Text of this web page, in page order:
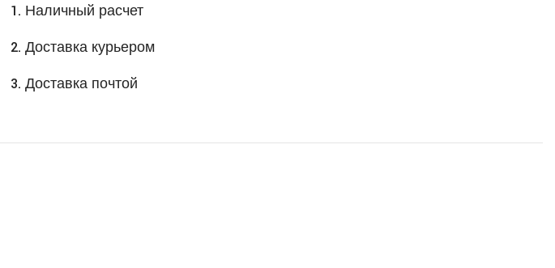
1. Наличный расчет
2. Доставка курьером
3. Доставка почтой